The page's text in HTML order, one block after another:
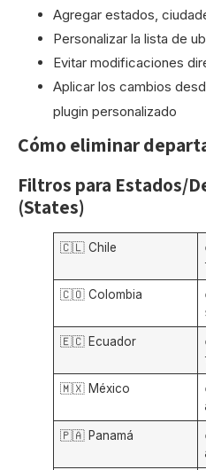
Agregar estados,
Personalizar la lista de
Evitar modificaciones
Aplicar los cambios
plugin personalizado
Cómo eliminar
Filtros para Estados/
(States)
🇨🇱 Chile
🇨🇴 Colombia
🇪🇨 Ecuador
🇲🇽 México
🇵🇦 Panamá